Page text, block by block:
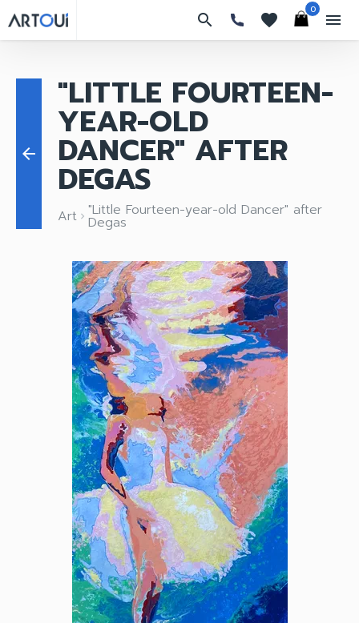
search favorites
0
menu
arrow_back
"LITTLE FOURTEEN-
YEAR-OLD
DANCER" AFTER
DEGAS
Art keyboard_arrow_right "Little Fourteen-year-old Dancer" after
Degas